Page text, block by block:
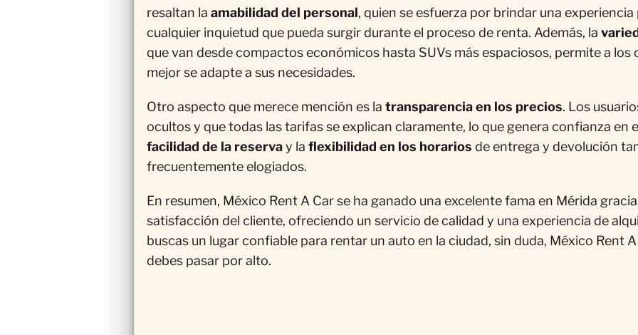
resaltan la amabilidad del personal, quien se esfuerza por brindar una
cualquier inquietud que pueda surgir durante el proceso de renta. Además, la
que van desde compactos económicos hasta SUVs más espaciosos, permite a los
mejor se adapte a sus necesidades.
Otro aspecto que merece mención es la transparencia en los precios. Los
ocultos y que todas las tarifas se explican claramente, lo que genera confianza en
facilidad de la reservay la flexibilidad en los horarios de entrega y devolución
frecuentemente elogiados.
En resumen, México Rent A Car se ha ganado una excelente fama en Mérida
satisfacción del cliente, ofreciendo un servicio de calidad y una experiencia de
buscas un lugar confiable para rentar un auto en la ciudad, sin duda, México Rent
debes pasar por alto.